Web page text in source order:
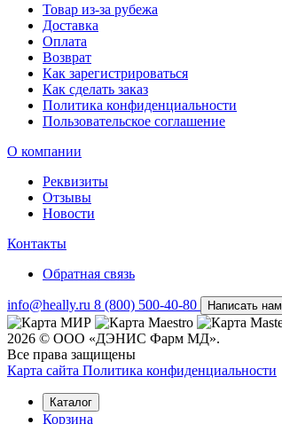
Товар из-за рубежа
Доставка
Оплата
Возврат
Как зарегистрироваться
Как сделать заказ
Политика конфиденциальности
Пользовательское соглашение
О компании
Реквизиты
Отзывы
Новости
Контакты
Обратная связь
info@heally.ru 8 (800) 500-40-80 Написать нам
2026 © ООО «ДЭНИС Фарм МД».
Все права защищены
Карта сайта Политика конфиден­циальности
Каталог
Корзина